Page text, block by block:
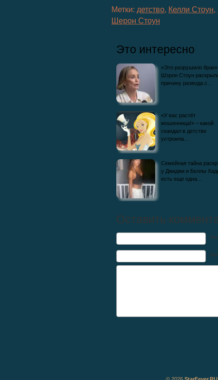
Метки: детство, Келли Стоун,
Шерон Стоун
Это интересно
«Это разрушило
Шэрон Стоун
причину развода с…
«У вас растёт
мошенница!» – какой
скандал в детстве
устроила…
Семейная тайна
у Джиджи и Беллы
есть еще одна…
Оставить
© 2026 StarFever.RU